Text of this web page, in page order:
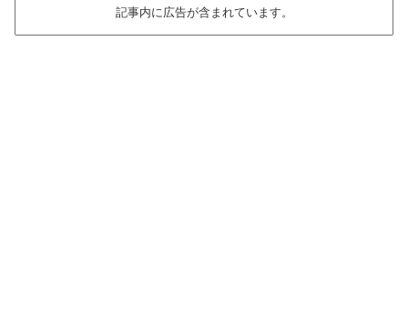
記事内に広告が含まれています。